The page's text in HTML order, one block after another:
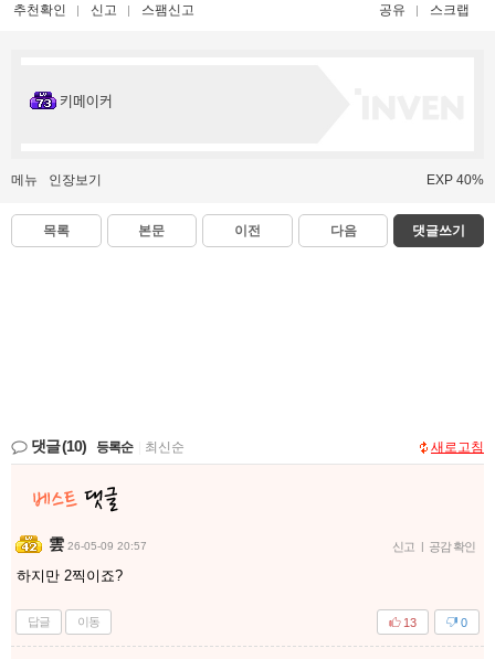
추천확인 신고 스팸신고 공유 스크랩
키메이커
메뉴 인장보기 EXP 40%
목록 본문 이전 다음 댓글쓰기
댓글(10) 등록순 최신순 새로고침
雲 26-05-09 20:57 신고 | 공감 확인
하지만 2찍이죠?
답글 이동 0
13